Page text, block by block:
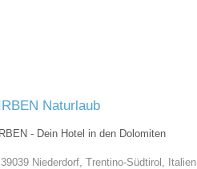
Naturlaub
- Dein Hotel in den Dolomiten
39039 Niederdorf, Trentino-Südtirol, Italien